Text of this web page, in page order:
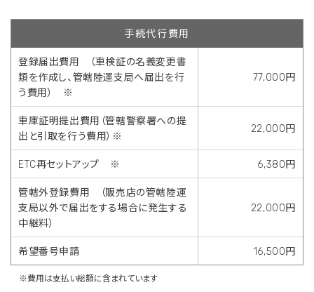
手続代行費用
登録届出費用 （車検証の名義変更書
類を作成し、管轄陸運支局へ届出を行
う費用） ※
77,000円
車庫証明提出費用（管轄警察署への提
出と引取を行う費用）※
22,000円
ETC再セットアップ ※ 6,380円
管轄外登録費用 （販売店の管轄陸運
支局以外で届出をする場合に発生する
中継料）
22,000円
希望番号申請 16,500円
※費用は支払い総額に含まれています